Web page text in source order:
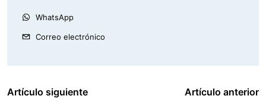
WhatsApp
Correo electrónico
Artículo siguiente Artículo anterior